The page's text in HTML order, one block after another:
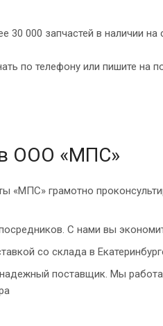
30 000 запчастей в наличии на
по телефону или пишите на
в ООО «МПС»
«МПС» грамотно
С нами вы
со склада в
поставщик. Мы